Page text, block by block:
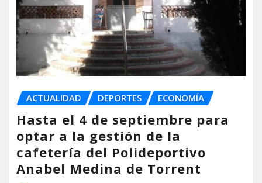
ACTUALIDAD DEPORTES ECONOMÍA
Hasta el 4 de septiembre para
optar a la gestión de la
cafetería del Polideportivo
Anabel Medina de Torrent